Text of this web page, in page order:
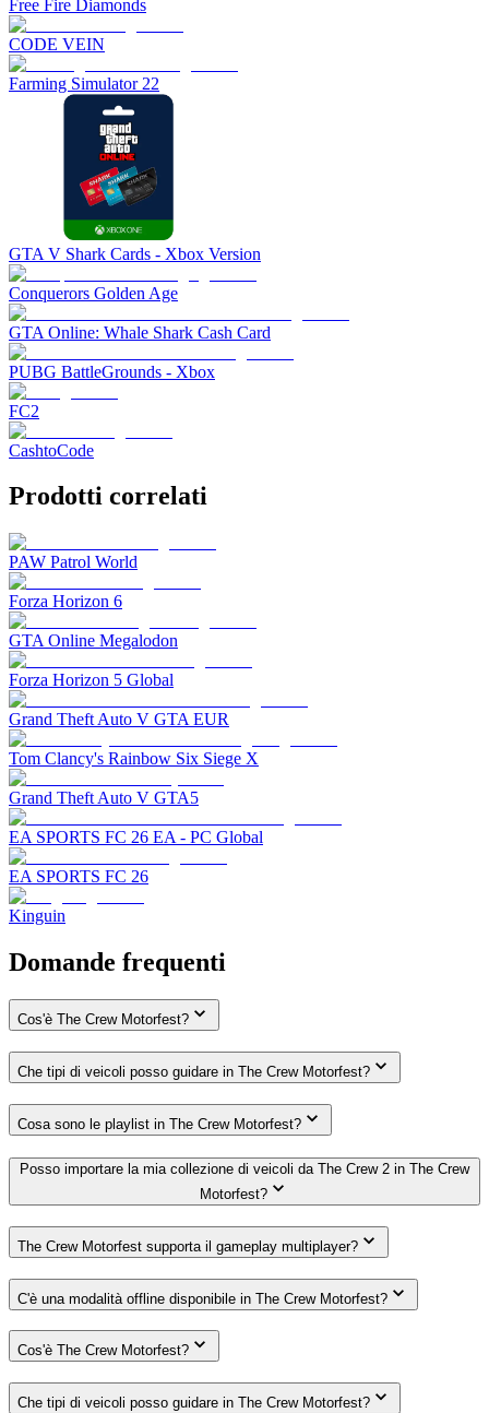
Free Fire Diamonds
CODE VEIN
Farming Simulator 22
GTA V Shark Cards - Xbox Version
Conquerors Golden Age
GTA Online: Whale Shark Cash Card
PUBG BattleGrounds - Xbox
FC2
CashtoCode
Prodotti correlati
PAW Patrol World
Forza Horizon 6
GTA Online Megalodon
Forza Horizon 5 Global
Grand Theft Auto V GTA EUR
Tom Clancy's Rainbow Six Siege X
Grand Theft Auto V GTA5
EA SPORTS FC 26 EA - PC Global
EA SPORTS FC 26
Kinguin
Domande frequenti
Cos'è The Crew Motorfest?
Che tipi di veicoli posso guidare in The Crew Motorfest?
Cosa sono le playlist in The Crew Motorfest?
Posso importare la mia collezione di veicoli da The Crew 2 in The Crew
Motorfest?
The Crew Motorfest supporta il gameplay multiplayer?
C'è una modalità offline disponibile in The Crew Motorfest?
Cos'è The Crew Motorfest?
Che tipi di veicoli posso guidare in The Crew Motorfest?